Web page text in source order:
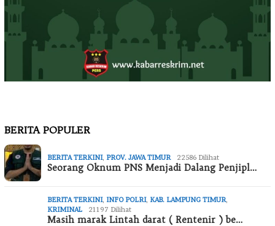
BERITA POPULER
BERITA TERKINI, PROV. JAWA TIMUR 22586 Dilihat
Seorang Oknum PNS Menjadi Dalang Penjipl…
BERITA TERKINI, INFO POLRI, KAB. LAMPUNG TIMUR
KRIMINAL
21197 Dilihat
Masih marak Lintah darat ( Rentenir ) be…